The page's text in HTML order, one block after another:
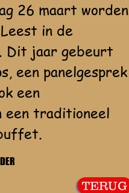
26 maart worden
in de
Dit jaar gebeurt
een panelgesprek
een
een traditioneel
TERUG